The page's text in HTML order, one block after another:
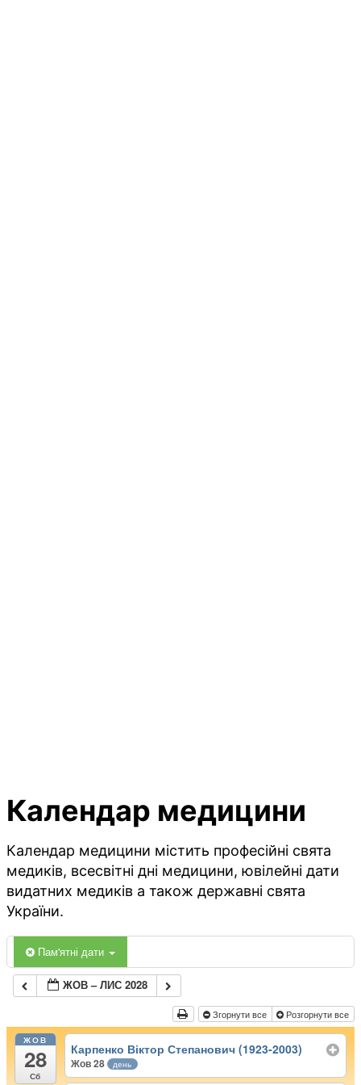
Календар медицини
Календар медицини містить професійні свята
медиків, всесвітні дні медицини, ювілейні дати
видатних медиків а також державні свята
України.
Пам'ятні дати
ЖОВ – ЛИС 2028
Згорнути все Розгорнути все
ЖОВ
28
Сб
Карпенко Віктор Степанович (1923-2003)
Жов 28 день